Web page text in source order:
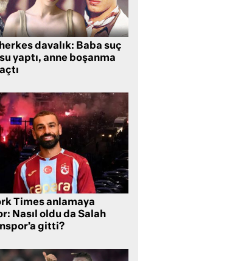
davalık: Baba suç
yaptı, anne boşanma
Times anlamaya
Nasıl oldu da Salah
gitti?